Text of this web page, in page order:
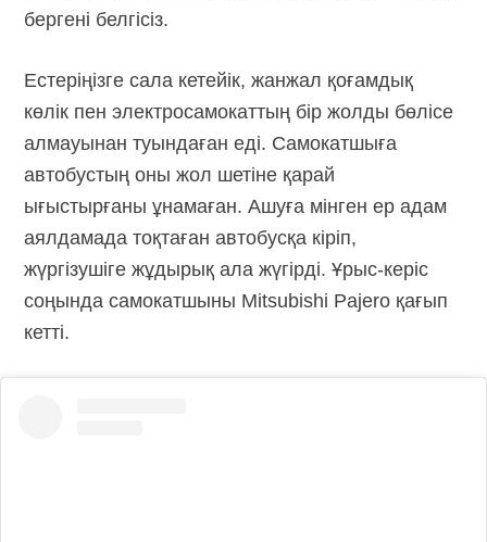
бергені белгісіз.
Естеріңізге сала кетейік, жанжал қоғамдық
көлік пен электросамокаттың бір жолды бөлісе
алмауынан туындаған еді. Самокатшыға
автобустың оны жол шетіне қарай
ығыстырғаны ұнамаған. Ашуға мінген ер адам
аялдамада тоқтаған автобусқа кіріп,
жүргізушіге жұдырық ала жүгірді. Ұрыс-керіс
соңында самокатшыны Mitsubishi Pajero қағып
кетті.